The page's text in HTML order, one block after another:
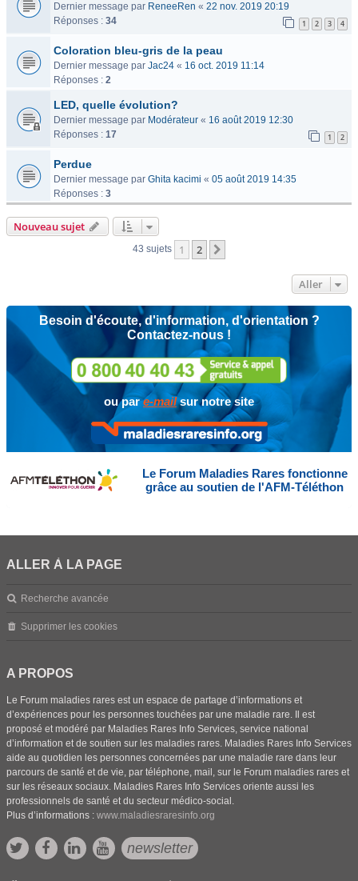
Dernier message par ReneeRen « 22 nov. 2019 20:19
Réponses : 34 1 2 3 4
Coloration bleu-gris de la peau
Dernier message par Jac24 « 16 oct. 2019 11:14
Réponses : 2
LED, quelle évolution?
Dernier message par Modérateur « 16 août 2019 12:30
Réponses : 17 1 2
Perdue
Dernier message par Ghita kacimi « 05 août 2019 14:35
Réponses : 3
Nouveau sujet
43 sujets 1 2
Aller
Besoin d'écoute, d'information, d'orientation ?
Contactez-nous !
ou pare-mailsur notre site
Le Forum Maladies Rares fonctionne
grâce au soutien de l'AFM-Téléthon
ALLER À LA PAGE
Recherche avancée
Supprimer les cookies
A PROPOS
Le Forum maladies rares est un espace de partage d’informations et
d’expériences pour les personnes touchées par une maladie rare. Il est
proposé et modéré par Maladies Rares Info Services, service national
d’information et de soutien sur les maladies rares. Maladies Rares Info Services
aide au quotidien les personnes concernées par une maladie rare dans leur
parcours de santé et de vie, par téléphone, mail, sur le Forum maladies rares et
sur les réseaux sociaux. Maladies Rares Info Services oriente aussi les
professionnels de santé et du secteur médico-social.
Plus d’informations : www.maladiesraresinfo.org
newsletter